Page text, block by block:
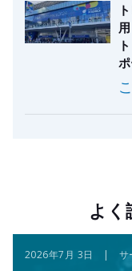
よく
2026年7月 3日 | サ